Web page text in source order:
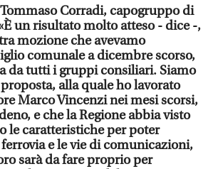
Corradi, capogruppo di
un risultato molto atteso - dice -,
mozione che avevamo
comunale a dicembre scorso,
da tutti i gruppi consiliari. Siamo
alla quale ho lavorato
Marco Vincenzi nei mesi scorsi,
e che la Regione abbia visto
le caratteristiche per poter
e le vie di comunicazioni,
sarà da fare proprio per